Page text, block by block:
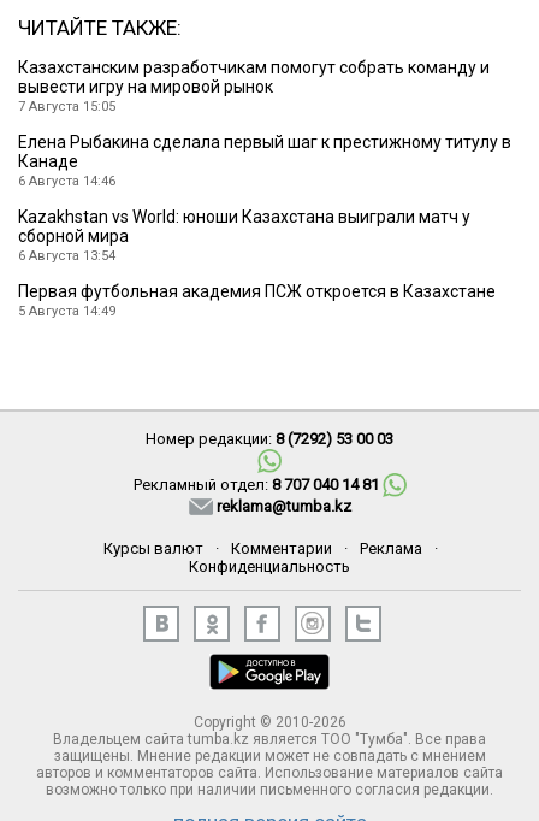
ЧИТАЙТЕ ТАКЖЕ:
Казахстанским разработчикам помогут собрать команду и
вывести игру на мировой рынок
7 Августа 15:05
Елена Рыбакина сделала первый шаг к престижному титулу в
Канаде
6 Августа 14:46
Kazakhstan vs World: юноши Казахстана выиграли матч у
сборной мира
6 Августа 13:54
Первая футбольная академия ПСЖ откроется в Казахстане
5 Августа 14:49
Номер редакции: 8 (7292) 53 00 03
Рекламный отдел: 8 707 040 14 81
reklama@tumba.kz
Курсы валют · Комментарии · Реклама
·
Конфиденциальность
Copyright © 2010-2026
Владельцем сайта tumba.kz является ТОО "Тумба". Все права
защищены. Мнение редакции может не совпадать с мнением
авторов и комментаторов сайта. Использование материалов сайта
возможно только при наличии письменного согласия редакции.